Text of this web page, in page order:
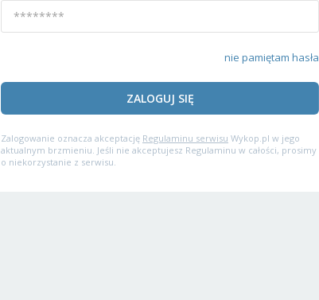
nie pamiętam hasła
ZALOGUJ SIĘ
Zalogowanie oznacza akceptację Regulaminu serwisu Wykop.pl w jego
aktualnym brzmieniu. Jeśli nie akceptujesz Regulaminu w całości, prosimy
o niekorzystanie z serwisu.